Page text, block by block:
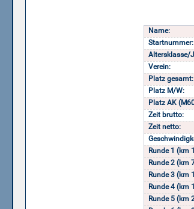
Name:
Startnummer:
Altersklasse/
Verein:
Platz gesamt:
Platz M/W:
Platz AK
Zeit brutto:
Zeit netto:
Runde 1 (km
Runde 2 (km
Runde 3 (km
Runde 4 (km
Runde 5 (km